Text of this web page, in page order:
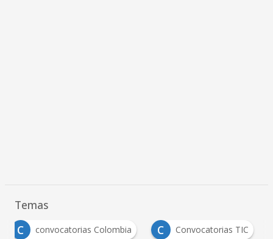
Temas
C
convocatorias Colombia C Convocatorias TIC